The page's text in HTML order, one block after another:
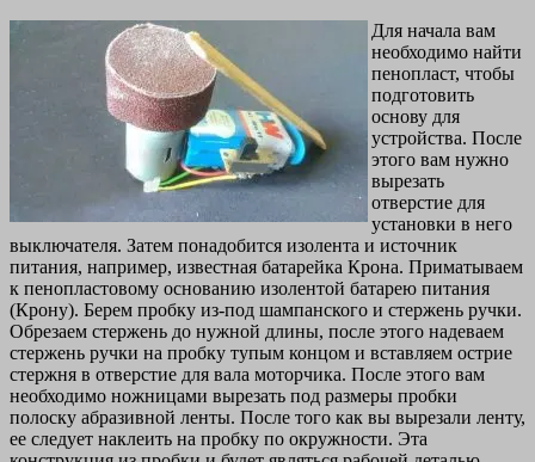
Для начала вам
необходимо найти
пенопласт, чтобы
подготовить
основу для
устройства. После
этого вам нужно
вырезать
отверстие для
установки в него
выключателя. Затем понадобится изолента и источник
питания, например, известная батарейка Крона. Приматываем
к пенопластовому основанию изолентой батарею питания
(Крону). Берем пробку из-под шампанского и стержень ручки.
Обрезаем стержень до нужной длины, после этого надеваем
стержень ручки на пробку тупым концом и вставляем острие
стержня в отверстие для вала моторчика. После этого вам
необходимо ножницами вырезать под размеры пробки
полоску абразивной ленты. После того как вы вырезали ленту,
ее следует наклеить на пробку по окружности. Эта